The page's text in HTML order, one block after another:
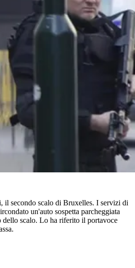
il secondo scalo di Bruxelles. I servizi di
un'auto sospetta parcheggiata
dello scalo. Lo ha riferito il portavoce